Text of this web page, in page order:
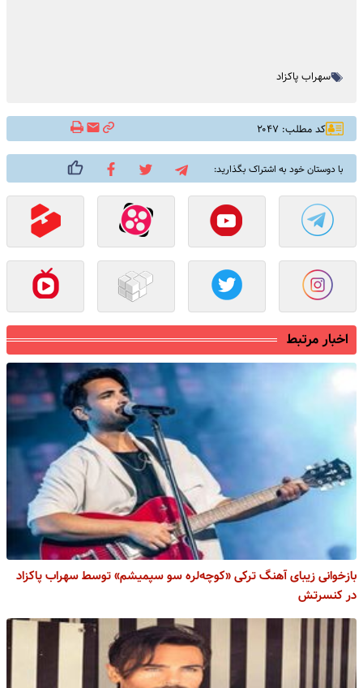
سهراب پاکزاد
کد مطلب: ۲۰۴۷
با دوستان خود به اشتراک بگذارید:
اخبار مرتبط
بازخوانی زیبای آهنگ ترکی «کوچه‌لره سو سپمیشم» توسط سهراب پاکزاد
در کنسرتش